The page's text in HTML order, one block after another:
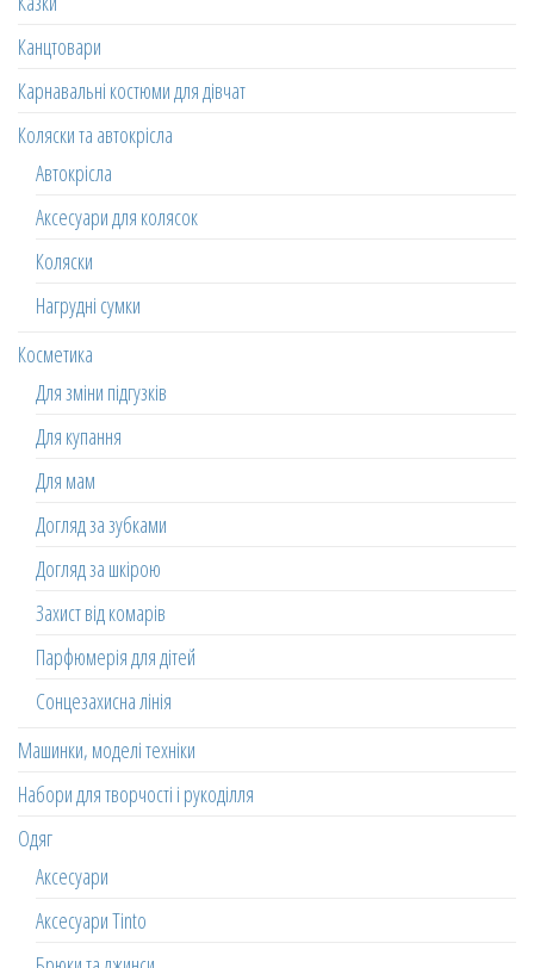
Канцтовари
Карнавальні костюми для дівчат
Коляски та автокрісла
Автокрісла
Аксесуари для колясок
Коляски
Нагрудні сумки
Косметика
Для зміни підгузків
Для купання
Для мам
Догляд за зубками
Догляд за шкірою
Захист від комарів
Парфюмерія для дітей
Сонцезахисна лінія
Машинки, моделі техніки
Набори для творчості і рукоділля
Одяг
Аксесуари
Аксесуари Tinto